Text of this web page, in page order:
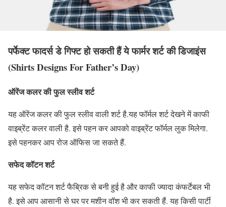
पर्फेक्ट फादर्स डे गिफ्ट हो सकती हैं ये फार्मर शर्ट की डिजाइंस
(Shirts Designs For Father’s Day)
ऑरेंज कलर की फुल स्लीव शर्ट
यह ऑरेंज कलर की फुल स्लीव वाली शर्ट है.यह फॉर्मल शर्ट देखने में काफी
वाइब्रेंट कलर वाली है. इसे पहन कर आपको वाइब्रेंट फॉर्मल लुक मिलेगा.
इसे पहनकर आप रोज ऑफिस जा सकते हैं.
सफेद कॉटन शर्ट
यह सफेद कॉटन शर्ट फैब्रिक से बनी हुई है और काफी ज्यादा कंफर्टेबल भी
है. इसे आप आसानी से घर पर मशीन वॉश भी कर सकती हैं. यह किसी पार्टी